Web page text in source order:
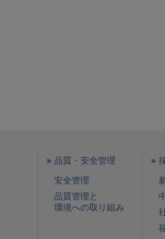
品質・安全管理
安全管理
品質管理と
環境への取り組み